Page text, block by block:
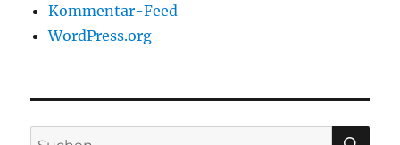
Kommentar-Feed
WordPress.org
Suchen